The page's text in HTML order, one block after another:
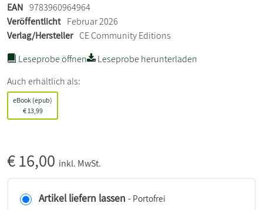
EAN 9783960964964
Veröffentlicht Februar 2026
Verlag/Hersteller CE Community Editions
Leseprobe öffnen
Leseprobe herunterladen
Auch erhältlich als:
eBook (epub)
€13,99
€16,00 inkl. MwSt.
Artikel liefern lassen - Portofrei